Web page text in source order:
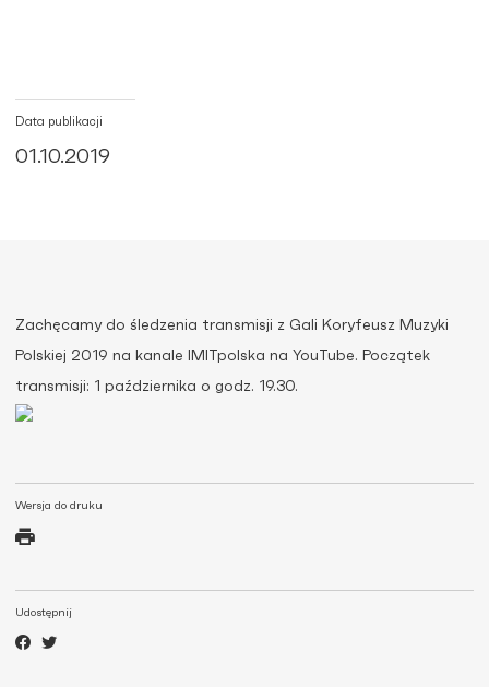
Data publikacji
01.10.2019
Wersja do druku
Udostępnij
Zachęcamy do śledzenia transmisji z Gali Koryfeusz Muzyki
Polskiej 2019 na kanale IMITpolska na YouTube. Początek
transmisji: 1 października o godz. 19.30.